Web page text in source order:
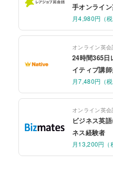
手オンライ
月4,980円（
オンライン英会
24時間365日
イティブ講
月7,480円（
オンライン英会
ビジネス英
ネス経験者
月13,200円（